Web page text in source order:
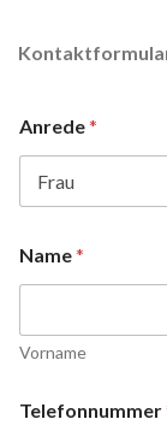
Anrede*
Name*
Vorname
Telefonnummer